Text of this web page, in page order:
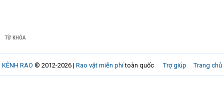
TỪ KHÓA
Trợ giúp Trang chủ
KÊNH RAO © 2012-2026 | Rao vặt miễn phítoàn quốc